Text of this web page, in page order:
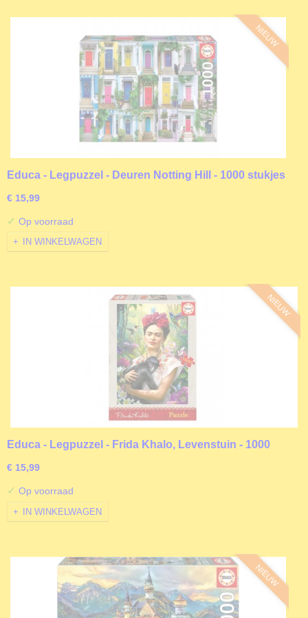
NIEUW
Educa - Legpuzzel - Deuren Notting Hill - 1000 stukjes
€ 15,99
✓ Op voorraad
IN WINKELWAGEN
NIEUW
Educa - Legpuzzel - Frida Khalo, Levenstuin - 1000
€ 15,99
✓ Op voorraad
IN WINKELWAGEN
NIEUW